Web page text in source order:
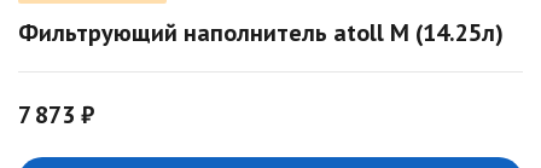
Фильтрующий наполнитель atoll M (14.25л)
7 873 ₽